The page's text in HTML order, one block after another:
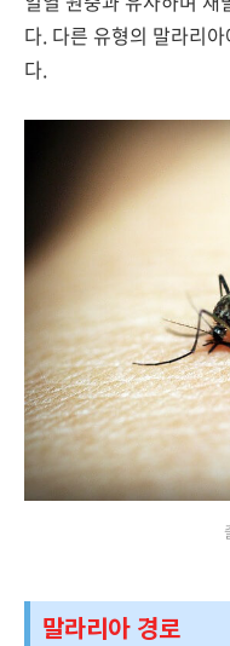
다. 다른 유형의 말라리
다.
말라리아 경로